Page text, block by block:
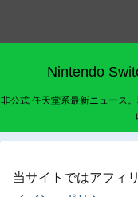
Nintendo
非公式 任天堂系最新ニュース
当サイトではアフィ